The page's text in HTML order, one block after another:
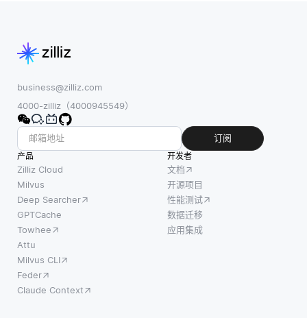
business@zilliz.com
4000-zilliz（4000945549）
订阅
产品
Zilliz Cloud
Milvus
Deep Searcher
GPTCache
Towhee
Attu
Milvus CLI
Feder
Claude Context
开发者
文档
开源项目
性能测试
数据迁移
应用集成